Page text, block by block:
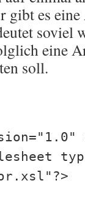
gibt es
eine
soll.